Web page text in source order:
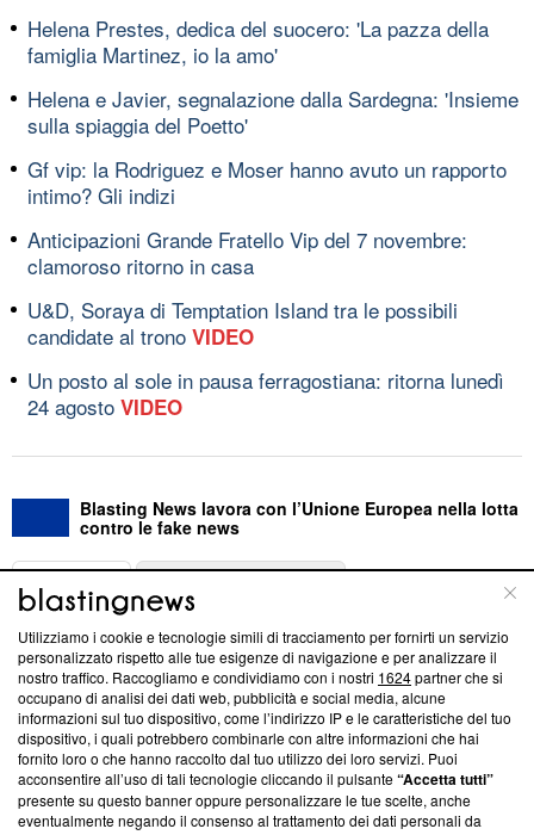
Helena Prestes, dedica del suocero: 'La pazza della
famiglia Martinez, io la amo'
Helena e Javier, segnalazione dalla Sardegna: 'Insieme
sulla spiaggia del Poetto'
Gf vip: la Rodriguez e Moser hanno avuto un rapporto
intimo? Gli indizi
Anticipazioni Grande Fratello Vip del 7 novembre:
clamoroso ritorno in casa
U&D, Soraya di Temptation Island tra le possibili
candidate al trono VIDEO
Un posto al sole in pausa ferragostiana: ritorna lunedì
24 agosto VIDEO
Blasting News lavora con l’Unione Europea nella lotta
contro le fake news
ABOUT
Questa sezione offre informazioni trasparenti su Blasting
News, sui nostri processi editoriali e su come ci impegniamo a
creare news di qualità. Inoltre, afferma la nostra aderenza a
‘Trust Project - News with Integrity’Blasting News non è
ancora membro del programma, ma ha richiesto di farne
parte; Trust Project non ha ancora effettuato una verifica di
conformità agli standard.
Utilizziamo i cookie e tecnologie simili di tracciamento per fornirti un servizio
personalizzato rispetto alle tue esigenze di navigazione e per analizzare il
nostro traffico. Raccogliamo e condividiamo con i nostri 1624partner che si
occupano di analisi dei dati web, pubblicità e social media, alcune
informazioni sul tuo dispositivo, come l’indirizzo IP e le caratteristiche del tuo
dispositivo, i quali potrebbero combinarle con altre informazioni che hai
fornito loro o che hanno raccolto dal tuo utilizzo dei loro servizi. Puoi
acconsentire all’uso di tali tecnologie cliccando il pulsante“Accetta tutti”
presente su questo banner oppure personalizzare le tue scelte, anche
eventualmente negando il consenso al trattamento dei dati personali da